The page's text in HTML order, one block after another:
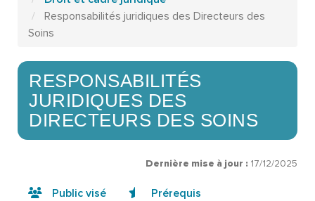
Responsabilités juridiques des Directeurs des
Soins
RESPONSABILITÉS
JURIDIQUES DES
DIRECTEURS DES SOINS
Dernière mise à jour : 17/12/2025
Public visé Prérequis